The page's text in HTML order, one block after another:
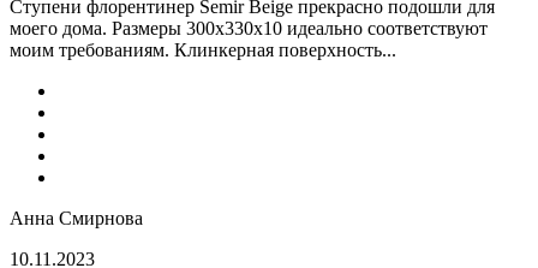
Ступени флорентинер Semir Beige прекрасно подошли для
моего дома. Размеры 300х330х10 идеально соответствуют
моим требованиям. Клинкерная поверхность...
Анна Смирнова
10.11.2023